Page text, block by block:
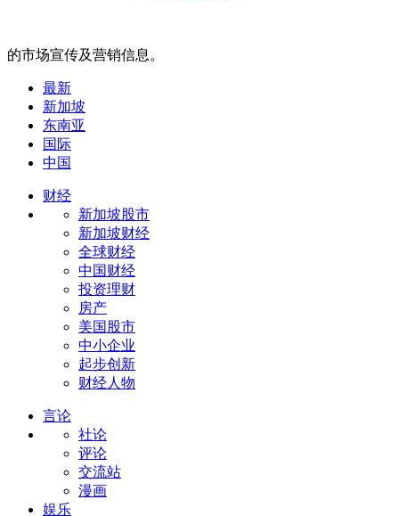
的市场宣传及营销信息。
最新
新加坡
东南亚
国际
中国
财经
新加坡股市
新加坡财经
全球财经
中国财经
投资理财
房产
美国股市
中小企业
起步创新
财经人物
言论
社论
评论
交流站
漫画
娱乐